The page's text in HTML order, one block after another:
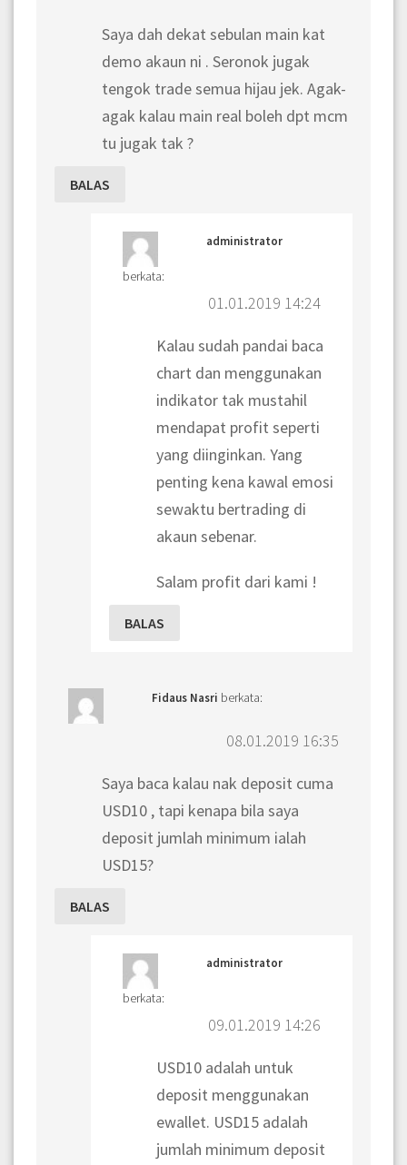
Saya dah dekat sebulan main kat
demo akaun ni . Seronok jugak
tengok trade semua hijau jek. Agak-
agak kalau main real boleh dpt mcm
tu jugak tak ?
BALAS
administrator
berkata:
01.01.2019 14:24
Kalau sudah pandai baca
chart dan menggunakan
indikator tak mustahil
mendapat profit seperti
yang diinginkan. Yang
penting kena kawal emosi
sewaktu bertrading di
akaun sebenar.
Salam profit dari kami !
BALAS
Fidaus Nasri berkata:
08.01.2019 16:35
Saya baca kalau nak deposit cuma
USD10 , tapi kenapa bila saya
deposit jumlah minimum ialah
USD15?
BALAS
administrator
berkata:
09.01.2019 14:26
USD10 adalah untuk
deposit menggunakan
ewallet. USD15 adalah
jumlah minimum deposit